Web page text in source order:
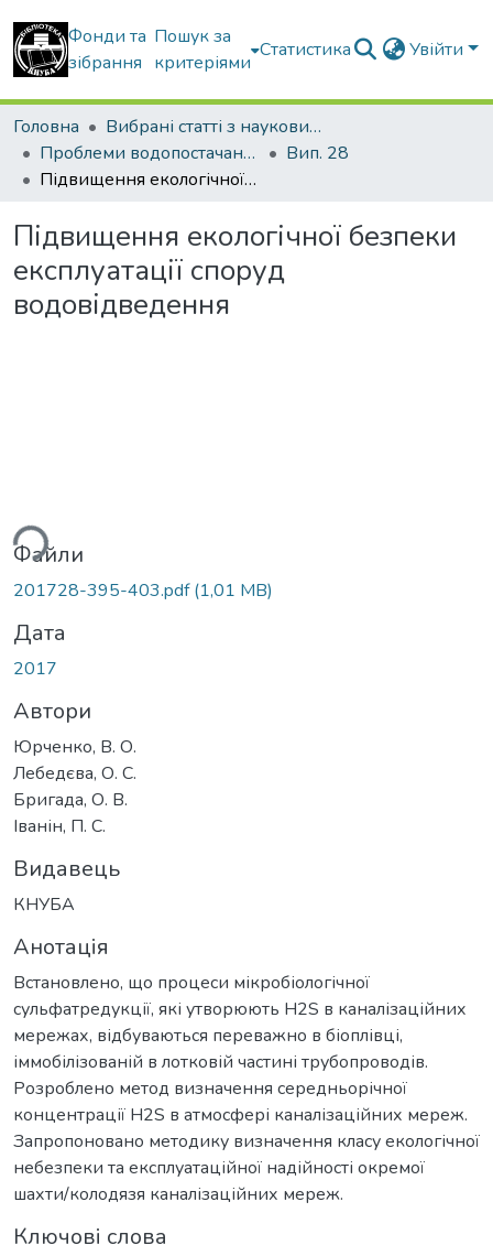
Фонди та
зібрання
Пошук за
критеріями
Статистика Увійти
Головна
Вибрані статті з наукових збірників КНУБА
Проблеми водопостачання, водовідведення та гідравліки
Вип. 28
Підвищення екологічної безпеки експлуатації споруд водовідведення
Підвищення екологічної безпеки
експлуатації споруд
водовідведення
Файли
201728-395-403.pdf(1,01 MB)
Дата
2017
Автори
Юрченко, В. О.
Лебедєва, О. С.
Бригада, О. В.
Іванін, П. С.
Видавець
КНУБА
Анотація
Встановлено, що процеси мікробіологічної
сульфатредукції, які утворюють H2S в каналізаційних
мережах, відбуваються переважно в біоплівці,
іммобілізованій в лотковій частині трубопроводів.
Розроблено метод визначення середньорічної
концентрації H2S в атмосфері каналізаційних мереж.
Запропоновано методику визначення класу екологічної
небезпеки та експлуатаційної надійності окремої
шахти/колодязя каналізаційних мереж.
Ключові слова